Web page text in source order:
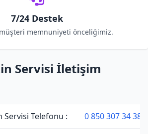
7/24 Destek
memnuniyeti önceliğimiz.
Servisi İletişim
Servisi Telefonu : 0 850 307 34 38